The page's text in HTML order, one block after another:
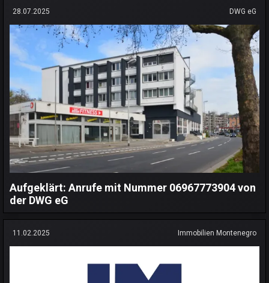
28.07.2025 DWG eG
Aufgeklärt: Anrufe mit Nummer 06967773904 von
der DWG eG
11.02.2025 Immobilien Montenegro